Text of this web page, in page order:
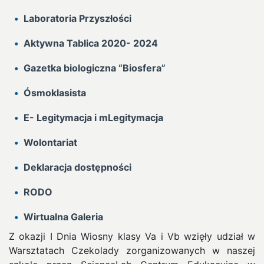
Laboratoria Przyszłości
Aktywna Tablica 2020- 2024
Gazetka biologiczna “Biosfera”
Ósmoklasista
E- Legitymacja i mLegitymacja
Wolontariat
Deklaracja dostępności
RODO
Wirtualna Galeria
Z okazji I Dnia Wiosny klasy Va i Vb wzięły udział w
Warsztatach Czekolady zorganizowanych w naszej